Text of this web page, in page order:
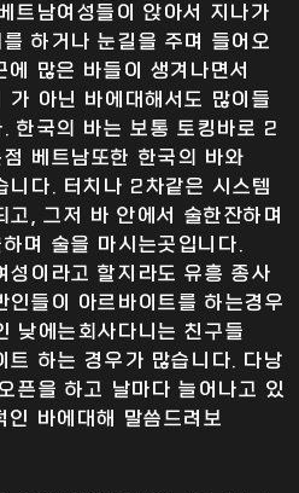
트남여성들이 앉아서 지나가
하거나 눈길을 주며 들어오
많은 바들이 생겨나면서
가 아닌 바에대해서도 많이들
한국의 바는 보통 토킹바로 2
베트남또한 한국의 바와
니다. 터치나 2차같은 시스템
, 그저 바 안에서 술한잔하며
며 술을 마시는곳입니다.
성이라고 할지라도 유흥 종사
들이 아르바이트를 하는경우
낮에는회사다니는 친구들
트 하는 경우가 많습니다. 다낭
픈을 하고 날마다 늘어나고 있
바에대해 말씀드려보